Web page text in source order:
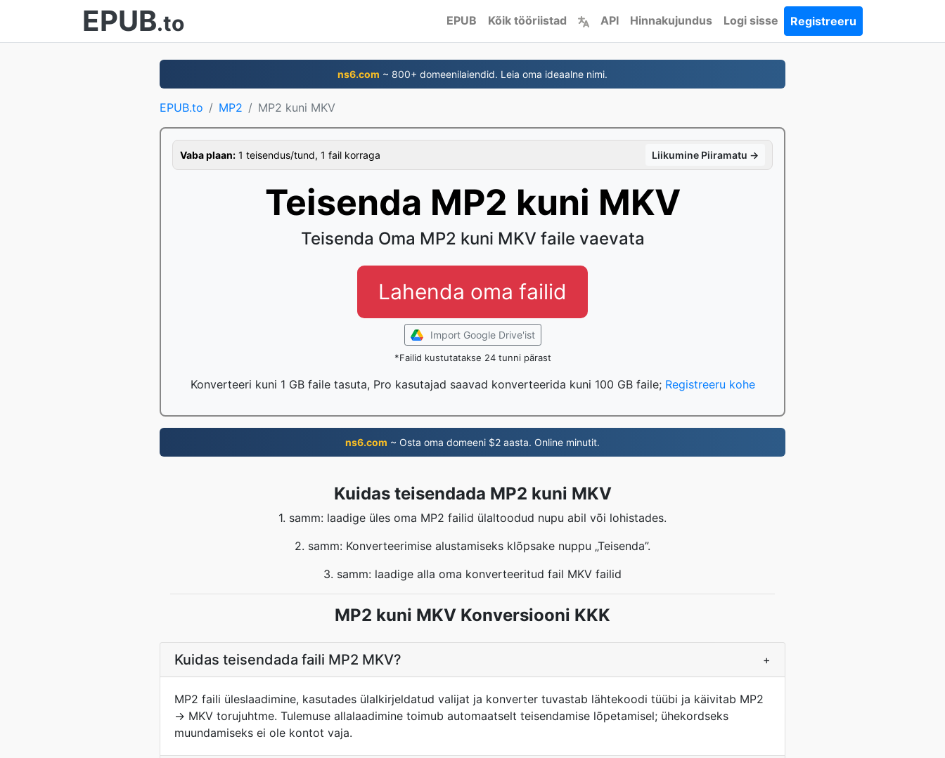
EPUB.to EPUB Kõik tööriistad API Hinnakujundus Logi sisse Registreeru
ns6.com ~ 800+ domeenilaiendid. Leia oma ideaalne nimi.
EPUB.to MP2 MP2 kuni MKV
Vaba plaan: 1 teisendus/tund, 1 fail korraga Liikumine Piiramatu →
Teisenda MP2 kuni MKV
Teisenda Oma MP2 kuni MKV faile vaevata
Lahenda oma failid
Import Google Drive'ist
*Failid kustutatakse 24 tunni pärast
Konverteeri kuni 1 GB faile tasuta, Pro kasutajad saavad konverteerida kuni 100 GB faile; Registreeru kohe
ns6.com ~ Osta oma domeeni $2 aasta. Online minutit.
Kuidas teisendada MP2 kuni MKV
1. samm: laadige üles oma MP2 failid ülaltoodud nupu abil või lohistades.
2. samm: Konverteerimise alustamiseks klõpsake nuppu „Teisenda”.
3. samm: laadige alla oma konverteeritud fail MKV failid
MP2 kuni MKV Konversiooni KKK
Kuidas teisendada faili MP2 MKV? +
MP2 faili üleslaadimine, kasutades ülalkirjeldatud valijat ja konverter tuvastab lähtekoodi tüübi ja käivitab MP2
→ MKV torujuhtme. Tulemuse allalaadimine toimub automaatselt teisendamise lõpetamisel; ühekordseks
muundamiseks ei ole kontot vaja.